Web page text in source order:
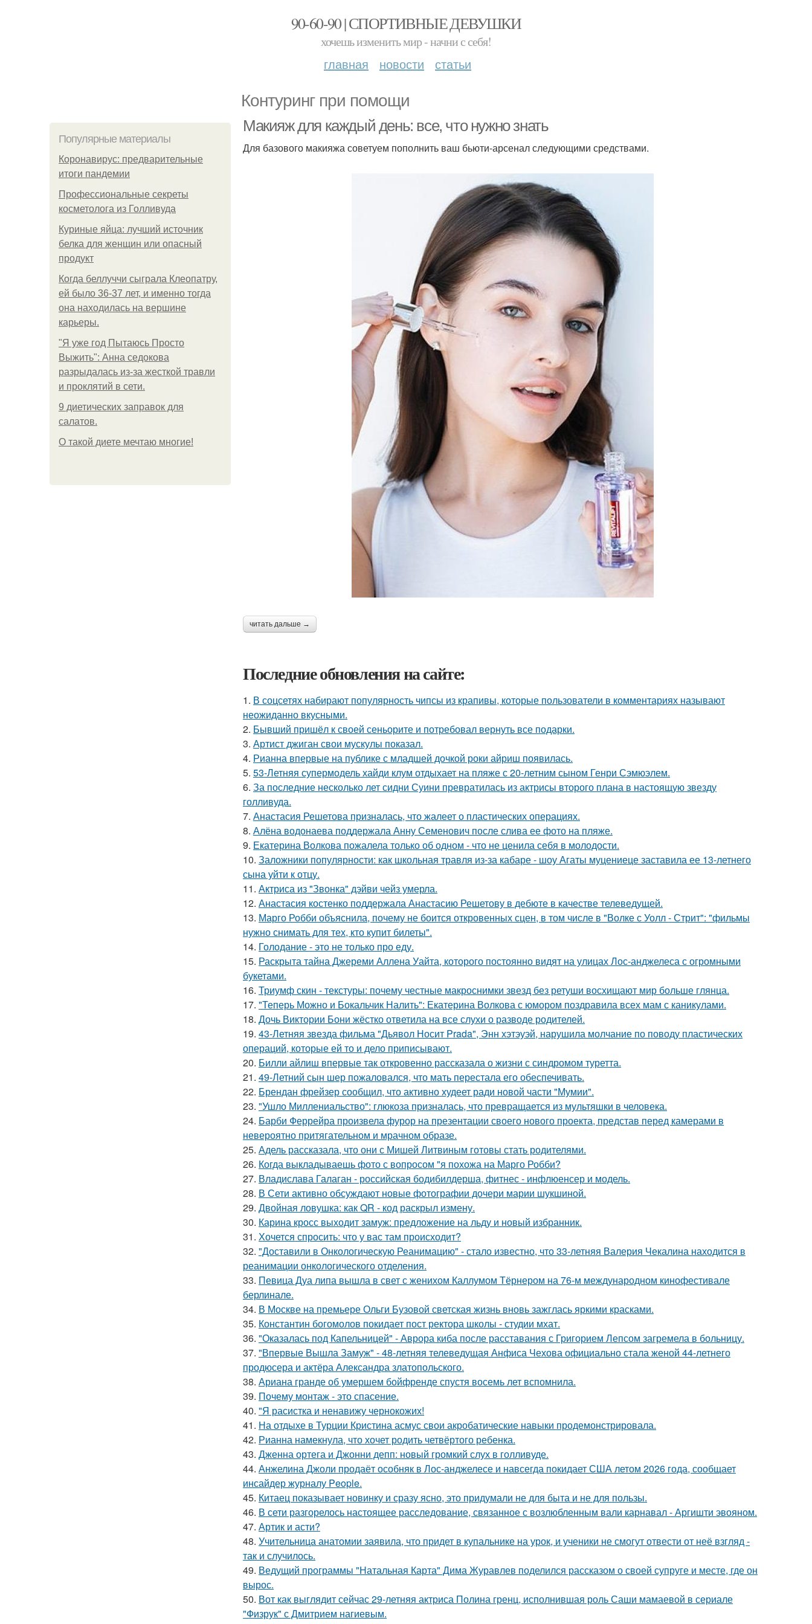
90-60-90 | СПОРТИВНЫЕ ДЕВУШКИ
хочешь изменить мир - начни с себя!
главная новости статьи
Контуринг при помощи
Популярные материалы
Коронавирус: предварительные
итоги пандемии
Профессиональные секреты
косметолога из Голливуда
Куриные яйца: лучший источник
белка для женщин или опасный
продукт
Когда беллуччи сыграла Клеопатру,
ей было 36-37 лет, и именно тогда
она находилась на вершине
карьеры.
"Я уже год Пытаюсь Просто
Выжить": Анна седокова
разрыдалась из-за жесткой травли
и проклятий в сети.
9 диетических заправок для
салатов.
О такой диете мечтаю многие!
Макияж для каждый день: все, что нужно знать
Для базового макияжа советуем пополнить ваш бьюти-арсенал следующими средствами.
читать дальше →
Последние обновления на сайте:
1. В соцсетях набирают популярность чипсы из крапивы, которые пользователи в комментариях называют
неожиданно вкусными.
2. Бывший пришёл к своей сеньорите и потребовал вернуть все подарки.
3. Артист джиган свои мускулы показал.
4. Рианна впервые на публике с младшей дочкой роки айриш появилась.
5. 53-Летняя супермодель хайди клум отдыхает на пляже с 20-летним сыном Генри Сэмюэлем.
6. За последние несколько лет сидни Суини превратилась из актрисы второго плана в настоящую звезду
голливуда.
7. Анастасия Решетова призналась, что жалеет о пластических операциях.
8. Алёна водонаева поддержала Анну Семенович после слива ее фото на пляже.
9. Екатерина Волкова пожалела только об одном - что не ценила себя в молодости.
10. Заложники популярности: как школьная травля из-за кабаре - шоу Агаты муцениеце заставила ее 13-летнего
сына уйти к отцу.
11. Актриса из "Звонка" дэйви чейз умерла.
12. Анастасия костенко поддержала Анастасию Решетову в дебюте в качестве телеведущей.
13. Марго Робби объяснила, почему не боится откровенных сцен, в том числе в "Волке с Уолл - Стрит": "фильмы
нужно снимать для тех, кто купит билеты".
14. Голодание - это не только про еду.
15. Раскрыта тайна Джереми Аллена Уайта, которого постоянно видят на улицах Лос-анджелеса с огромными
букетами.
16. Триумф скин - текстуры: почему честные макроснимки звезд без ретуши восхищают мир больше глянца.
17. "Теперь Можно и Бокальчик Налить": Екатерина Волкова с юмором поздравила всех мам с каникулами.
18. Дочь Виктории Бони жёстко ответила на все слухи о разводе родителей.
19. 43-Летняя звезда фильма "Дьявол Носит Prada", Энн хэтэуэй, нарушила молчание по поводу пластических
операций, которые ей то и дело приписывают.
20. Билли айлиш впервые так откровенно рассказала о жизни с синдромом туретта.
21. 49-Летний сын шер пожаловался, что мать перестала его обеспечивать.
22. Брендан фрейзер сообщил, что активно худеет ради новой части "Мумии".
23. "Ушло Миллениальство": глюкоза призналась, что превращается из мультяшки в человека.
24. Барби Феррейра произвела фурор на презентации своего нового проекта, представ перед камерами в
невероятно притягательном и мрачном образе.
25. Адель рассказала, что они с Мишей Литвиным готовы стать родителями.
26. Когда выкладываешь фото с вопросом "я похожа на Марго Робби?
27. Владислава Галаган - российская бодибилдерша, фитнес - инфлюенсер и модель.
28. В Сети активно обсуждают новые фотографии дочери марии шукшиной.
29. Двойная ловушка: как QR - код раскрыл измену.
30. Карина кросс выходит замуж: предложение на льду и новый избранник.
31. Хочется спросить: что у вас там происходит?
32. "Доставили в Онкологическую Реанимацию" - стало известно, что 33-летняя Валерия Чекалина находится в
реанимации онкологического отделения.
33. Певица Дуа липа вышла в свет с женихом Каллумом Тёрнером на 76-м международном кинофестивале
берлинале.
34. В Москве на премьере Ольги Бузовой светская жизнь вновь зажглась яркими красками.
35. Константин богомолов покидает пост ректора школы - студии мхат.
36. "Оказалась под Капельницей" - Аврора киба после расставания с Григорием Лепсом загремела в больницу.
37. "Впервые Вышла Замуж" - 48-летняя телеведущая Анфиса Чехова официально стала женой 44-летнего
продюсера и актёра Александра златопольского.
38. Ариана гранде об умершем бойфренде спустя восемь лет вспомнила.
39. Почему монтаж - это спасение.
40. "Я расистка и ненавижу чернокожих!
41. На отдыхе в Турции Кристина асмус свои акробатические навыки продемонстрировала.
42. Рианна намекнула, что хочет родить четвёртого ребенка.
43. Дженна ортега и Джонни депп: новый громкий слух в голливуде.
44. Анжелина Джоли продаёт особняк в Лос-анджелесе и навсегда покидает США летом 2026 года, сообщает
инсайдер журналу People.
45. Китаец показывает новинку и сразу ясно, это придумали не для быта и не для пользы.
46. В сети разгорелось настоящее расследование, связанное с возлюбленным вали карнавал - Аргишти эвояном.
47. Артик и асти?
48. Учительница анатомии заявила, что придет в купальнике на урок, и ученики не смогут отвести от неё взгляд -
так и случилось.
49. Ведущий программы "Натальная Карта" Дима Журавлев поделился рассказом о своей супруге и месте, где он
вырос.
50. Вот как выглядит сейчас 29-летняя актриса Полина гренц, исполнившая роль Саши мамаевой в сериале
"Физрук" с Дмитрием нагиевым.